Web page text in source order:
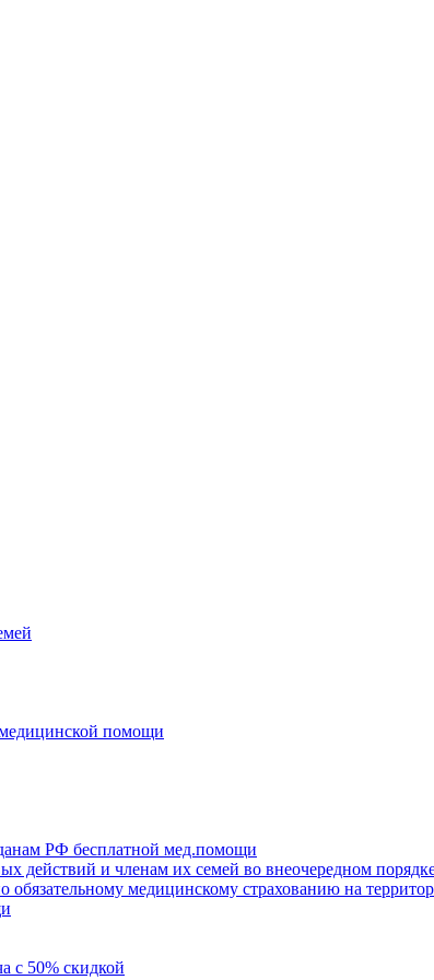
медицинской помощи
РФ бесплатной мед.помощи
действий и членам их семей во внеочередном
медицинскому страхованию на
с 50% скидкой